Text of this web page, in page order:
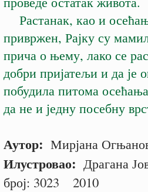
Растанак, као и
привржен, Рајку су
прича о њему, лако се
добри пријатељи и да
побудила питома
да не и једну посебну
Аутор: Мирјана
Илустровао: Драгана
број: 3023 2010